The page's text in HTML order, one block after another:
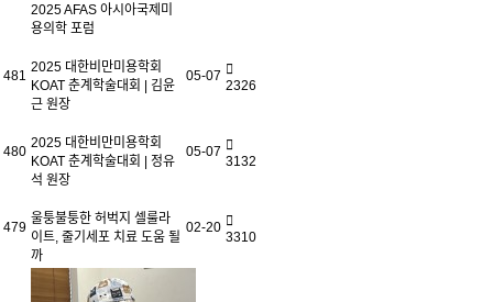
2025 AFAS 아시아국제미
용의학 포럼
481
2025 대한비만미용학회
KOAT 춘계학술대회 | 김윤
근 원장
05-07
2326
480
2025 대한비만미용학회
KOAT 춘계학술대회 | 정유
석 원장
05-07
3132
479
울퉁불퉁한 허벅지 셀룰라
이트, 줄기세포 치료 도움 될
까
02-20
3310